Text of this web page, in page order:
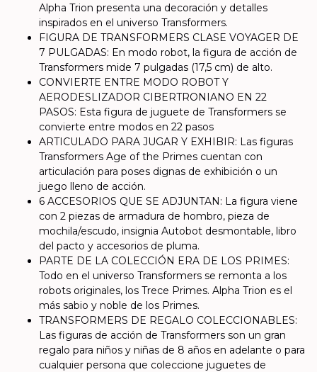
Alpha Trion presenta una decoración y detalles
inspirados en el universo Transformers.
FIGURA DE TRANSFORMERS CLASE VOYAGER DE
7 PULGADAS: En modo robot, la figura de acción de
Transformers mide 7 pulgadas (17,5 cm) de alto.
CONVIERTE ENTRE MODO ROBOT Y
AERODESLIZADOR CIBERTRONIANO EN 22
PASOS: Esta figura de juguete de Transformers se
convierte entre modos en 22 pasos
ARTICULADO PARA JUGAR Y EXHIBIR: Las figuras
Transformers Age of the Primes cuentan con
articulación para poses dignas de exhibición o un
juego lleno de acción.
6 ACCESORIOS QUE SE ADJUNTAN: La figura viene
con 2 piezas de armadura de hombro, pieza de
mochila/escudo, insignia Autobot desmontable, libro
del pacto y accesorios de pluma.
PARTE DE LA COLECCIÓN ERA DE LOS PRIMES:
Todo en el universo Transformers se remonta a los
robots originales, los Trece Primes. Alpha Trion es el
más sabio y noble de los Primes.
TRANSFORMERS DE REGALO COLECCIONABLES:
Las figuras de acción de Transformers son un gran
regalo para niños y niñas de 8 años en adelante o para
cualquier persona que coleccione juguetes de